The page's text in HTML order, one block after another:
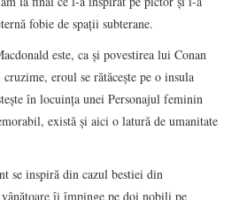
fobie de spații subterane.
este, ca și povestirea lui Conan
eroul se rătăcește pe o insula
în locuința unei Personajul feminin
există și aici o latură de umanitate
se inspiră din cazul bestiei din
vânătoare îi împinge pe doi nobili pe